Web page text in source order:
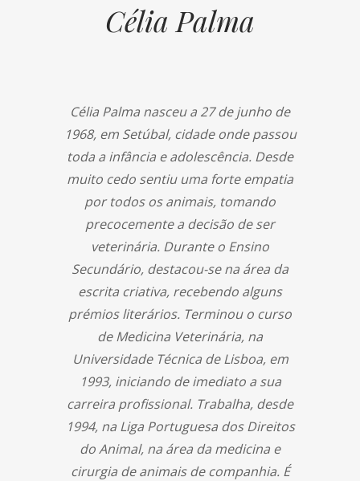
Célia Palma
Célia Palma nasceu a 27 de junho de
1968, em Setúbal, cidade onde passou
toda a infância e adolescência. Desde
muito cedo sentiu uma forte empatia
por todos os animais, tomando
precocemente a decisão de ser
veterinária. Durante o Ensino
Secundário, destacou-se na área da
escrita criativa, recebendo alguns
prémios literários. Terminou o curso
de Medicina Veterinária, na
Universidade Técnica de Lisboa, em
1993, iniciando de imediato a sua
carreira profissional. Trabalha, desde
1994, na Liga Portuguesa dos Direitos
do Animal, na área da medicina e
cirurgia de animais de companhia. É